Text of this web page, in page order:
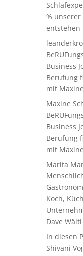
% unserer
entstehen
Business
Berufung
mit
Maxine
Business
Berufung
mit
Marita
Koch,
Dave Wälti
In diesen
Shivani